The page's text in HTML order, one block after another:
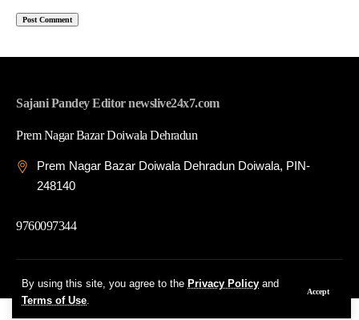
By using this site, you agree to the Privacy Policy and
Terms of Use.
Accept
Sajani Pandey Editor newslive24x7.com
Prem Nagar Bazar Doiwala Dehradun
Prem Nagar Bazar Doiwala Dehradun Doiwala, PIN-
248140
9760097344
© 2026 News Live 24x7| Developed By: Tech Yard Labs